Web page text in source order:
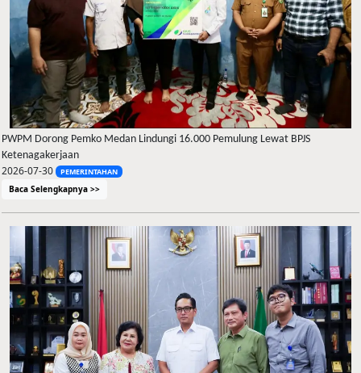
PWPM Dorong Pemko Medan Lindungi 16.000 Pemulung Lewat BPJS
Ketenagakerjaan
2026-07-30 PEMERINTAHAN
Baca Selengkapnya >>